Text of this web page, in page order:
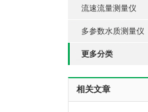
流速流量测量仪
多参数水质测量仪
更多分类
相关文章